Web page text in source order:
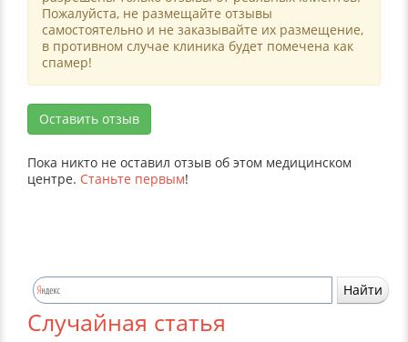
Пожалуйста, не размещайте отзывы
самостоятельно и не заказывайте их размещение,
в противном случае клиника будет помечена как
спамер!
Оставить отзыв
Пока никто не оставил отзыв об этом медицинском
центре. Станьте первым!
Случайная статья